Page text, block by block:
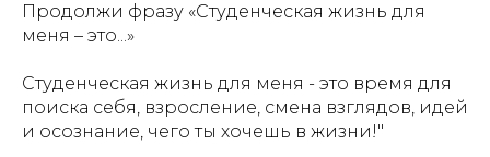
Продолжи фразу «Студенческая жизнь для
меня – это...»
Студенческая жизнь для меня - это время для
поиска себя, взросление, смена взглядов, идей
и осознание, чего ты хочешь в жизни!"